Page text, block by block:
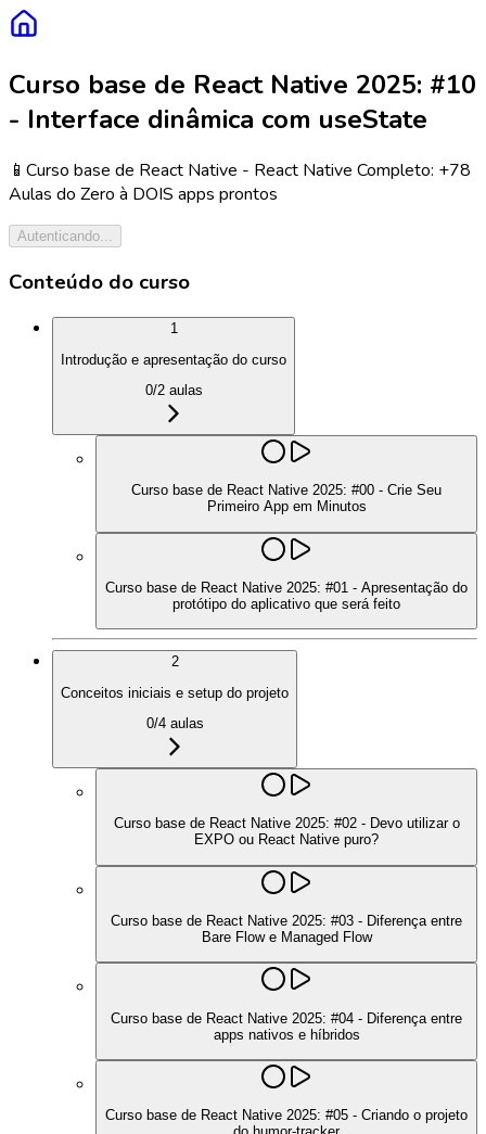
Curso base de React Native 2025: #10
- Interface dinâmica com useState
📱Curso base de React Native - React Native Completo: +78
Aulas do Zero à DOIS apps prontos
Autenticando...
Conteúdo do curso
1
Introdução e apresentação do curso
0/2aulas
Curso base de React Native 2025: #00 - Crie Seu
Primeiro App em Minutos
Curso base de React Native 2025: #01 - Apresentação do
protótipo do aplicativo que será feito
2
Conceitos iniciais e setup do projeto
0/4aulas
Curso base de React Native 2025: #02 - Devo utilizar o
EXPO ou React Native puro?
Curso base de React Native 2025: #03 - Diferença entre
Bare Flow e Managed Flow
Curso base de React Native 2025: #04 - Diferença entre
apps nativos e híbridos
Curso base de React Native 2025: #05 - Criando o projeto